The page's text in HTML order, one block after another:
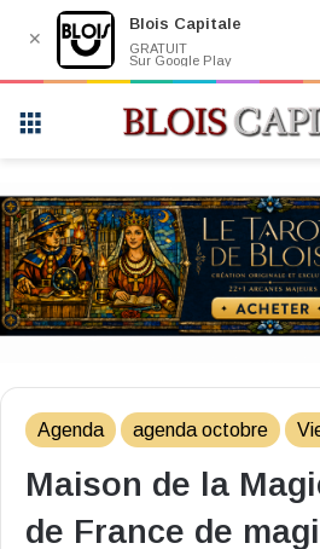
Agenda agenda octobre
Maison de la
de France de
✕
Blois Capitale
GRATUIT
Sur Google Play